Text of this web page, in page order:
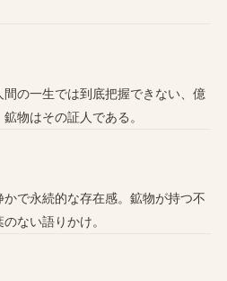
の一生では到底把握できない、億
物はその証人である。
で永続的な存在感。鉱物が持つ不
ない語りかけ。